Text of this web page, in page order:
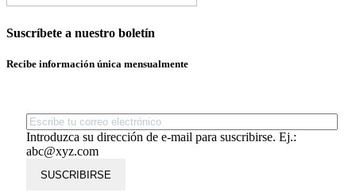
Suscríbete a nuestro boletín
Recibe información única mensualmente
Introduzca su dirección de e-mail para suscribirse. Ej.:
abc@xyz.com
SUSCRIBIRSE